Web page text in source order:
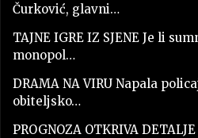
Čurković, glavni…
TAJNE IGRE IZ SJENE Je li
monopol…
DRAMA NA VIRU Napala
obiteljsko…
PROGNOZA OTKRIVA